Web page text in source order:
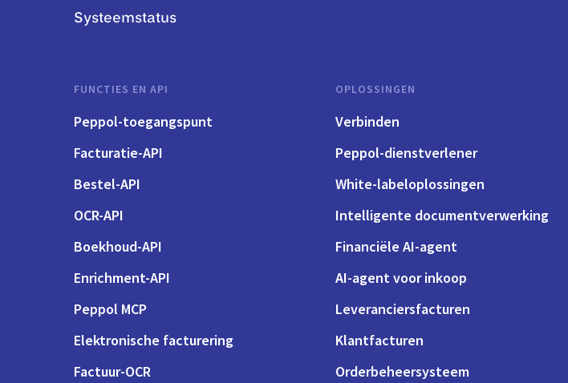
Systeemstatus
FUNCTIES EN API
Peppol-toegangspunt
Facturatie-API
Bestel-API
OCR-API
Boekhoud-API
Enrichment-API
Peppol MCP
Elektronische facturering
Factuur-OCR
OPLOSSINGEN
Verbinden
Peppol-dienstverlener
White-labeloplossingen
Intelligente documentverwerking
Financiële AI-agent
AI-agent voor inkoop
Leveranciersfacturen
Klantfacturen
Orderbeheersysteem